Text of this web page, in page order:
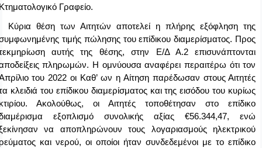
Γραφείο.
Κύρια θέση των Αιτητών αποτελεί η πλήρης εξόφληση της
τιμής πώλησης του επίδικου διαμερίσματος. Προς
αυτής της θέσης, στην Ε/Δ Α.2 επισυνάπτονται
πληρωμών. Η ομνύουσα αναφέρει περαιτέρω ότι τον
του 2022 οι Καθ’ ων η Αίτηση παρέδωσαν στους Αιτητές
κλειδιά του επίδικου διαμερίσματος και της εισόδου του κυρίως
Ακολούθως, οι Αιτητές τοποθέτησαν στο επίδικο
εξοπλισμό συνολικής αξίας €56.344,47, ενώ
να αποπληρώνουν τους λογαριασμούς ηλεκτρικού
και νερού, οι οποίοι ήταν συνδεδεμένοι με το επίδικο